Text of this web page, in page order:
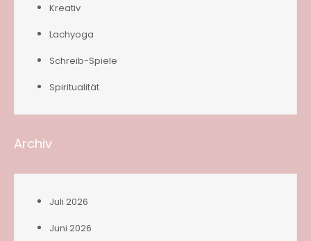
Kreativ
Lachyoga
Schreib-Spiele
Spiritualität
Archiv
Juli 2026
Juni 2026